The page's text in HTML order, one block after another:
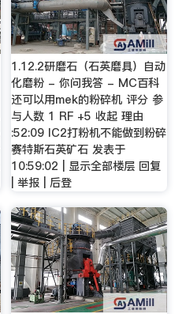
1.12.2研磨石（石英磨具）自动
化磨粉 - 你问我答 - MC百科
还可以用mek的粉碎机 评分 参
与人数 1 RF +5 收起 理由
:52:09 IC2打粉机不能做到粉碎
赛特斯石英矿石 发表于
10:59:02 | 显示全部楼层 回复
| 举报 | 后登